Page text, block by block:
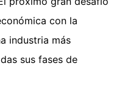
con la
industria más
sus fases de